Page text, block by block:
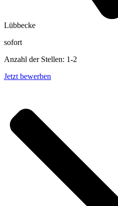
Lübbecke
sofort
Anzahl der Stellen: 1-2
Jetzt bewerben